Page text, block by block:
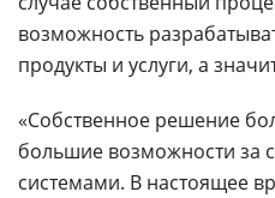
возможность
продукты и услуги, а
«Собственное решение
большие возможности за
системами. В настоящее